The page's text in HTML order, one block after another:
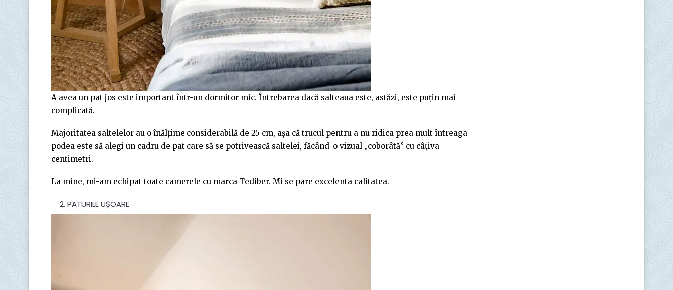
A avea un pat jos este important într-un dormitor mic. Întrebarea dacă salteaua este, astăzi, este puțin mai
complicată.
Majoritatea saltelelor au o înălțime considerabilă de 25 cm, așa că trucul pentru a nu ridica prea mult întreaga
podea este să alegi un cadru de pat care să se potrivească saltelei, făcând-o vizual „coborâtă” cu câțiva
centimetri.
La mine, mi-am echipat toate camerele cu marca Tediber. Mi se pare excelenta calitatea.
PATURILE UȘOARE